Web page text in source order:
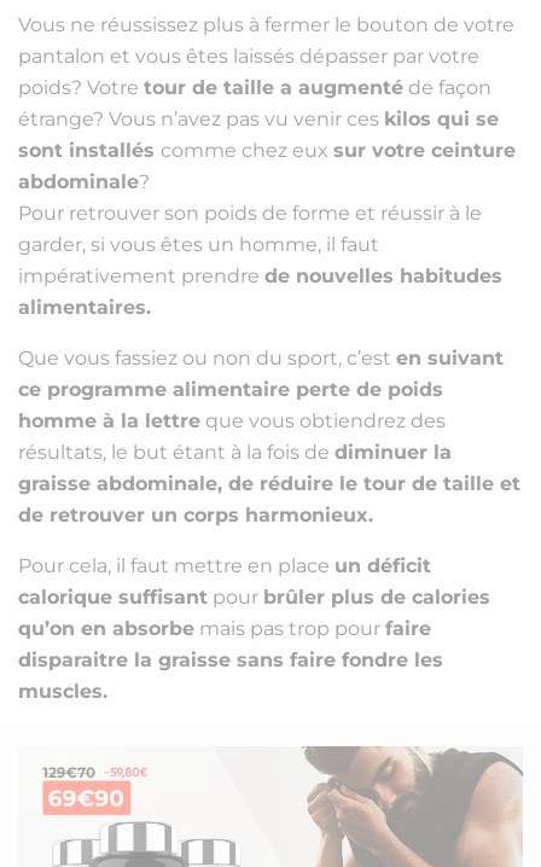
Vous ne réussissez plus à fermer le bouton de votre
pantalon et vous êtes laissés dépasser par votre
poids? Votre tour de taille a augmenté de façon
étrange? Vous n’avez pas vu venir ces kilos qui se
sont installés comme chez eux sur votre ceinture
abdominale?
Pour retrouver son poids de forme et réussir à le
garder, si vous êtes un homme, il faut
impérativement prendre de nouvelles habitudes
alimentaires.
Que vous fassiez ou non du sport, c’est en suivant
ce programme alimentaire perte de poids
homme à la lettre que vous obtiendrez des
résultats, le but étant à la fois de diminuer la
graisse abdominale, de réduire le tour de taille et
de retrouver un corps harmonieux.
Pour cela, il faut mettre en place un déficit
calorique suffisant pour brûler plus de calories
qu’on en absorbe mais pas trop pour faire
disparaitre la graisse sans faire fondre les
muscles.